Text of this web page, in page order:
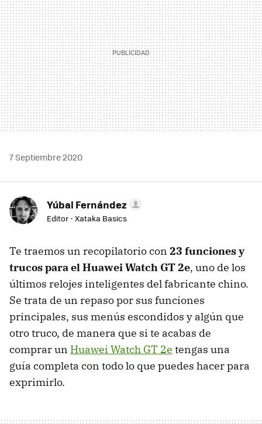
7 Septiembre 2020
Yúbal Fernández
Editor - Xataka Basics
Te traemos un recopilatorio con 23 funciones y
trucos para el Huawei Watch GT 2e, uno de los
últimos relojes inteligentes del fabricante chino.
Se trata de un repaso por sus funciones
principales, sus menús escondidos y algún que
otro truco, de manera que si te acabas de
comprar un Huawei Watch GT 2e tengas una
guía completa con todo lo que puedes hacer para
exprimirlo.